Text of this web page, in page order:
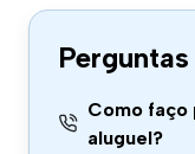
Como faço
aluguel?